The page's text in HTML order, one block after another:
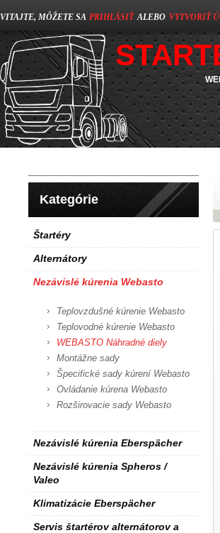
VITAJTE, MÔŽETE SA PRIHLÁSIŤ ALEBO VYTVORIŤ
Kategórie
Štartéry
Alternátory
Nezávislé kúrenia Webasto
Teplovzdušné kúrenie Webasto
Teplovodné kúrenie Webasto
WEBASTO Náhradné diely
Montážne sady
Špecifické sady kúrení Webasto
Ovládanie kúrena Webasto
Rozširovacie sady Webasto
Nezávislé kúrenia Eberspächer
Nezávislé kúrenia Spheros /
Valeo
Klimatizácie Eberspächer
Servis štartérov alternátorov a